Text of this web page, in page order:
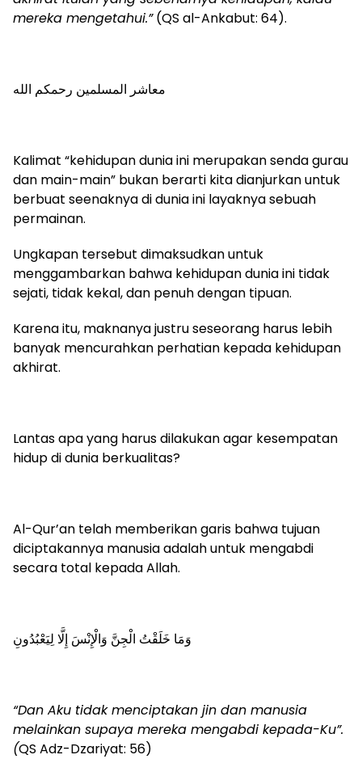
mereka mengetahui.”(QS al-Ankabut: 64).
معاشر المسلمين رحمكم الله
Kalimat “kehidupan dunia ini merupakan senda gurau
dan main-main” bukan berarti kita dianjurkan untuk
berbuat seenaknya di dunia ini layaknya sebuah
permainan.
Ungkapan tersebut dimaksudkan untuk
menggambarkan bahwa kehidupan dunia ini tidak
sejati, tidak kekal, dan penuh dengan tipuan.
Karena itu, maknanya justru seseorang harus lebih
banyak mencurahkan perhatian kepada kehidupan
akhirat.
Lantas apa yang harus dilakukan agar kesempatan
hidup di dunia berkualitas?
Al-Qur’an telah memberikan garis bahwa tujuan
diciptakannya manusia adalah untuk mengabdi
secara total kepada Allah.
وَمَا خَلَقْتُ الْجِنَّ وَالْإِنْسَ إِلَّا لِيَعْبُدُونِ
“Dan Aku tidak menciptakan jin dan manusia
melainkan supaya mereka mengabdi kepada-Ku”.
(QS Adz-Dzariyat: 56)